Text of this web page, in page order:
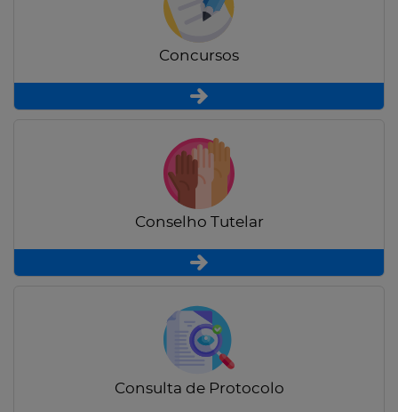
Concursos
Conselho Tutelar
Consulta de Protocolo